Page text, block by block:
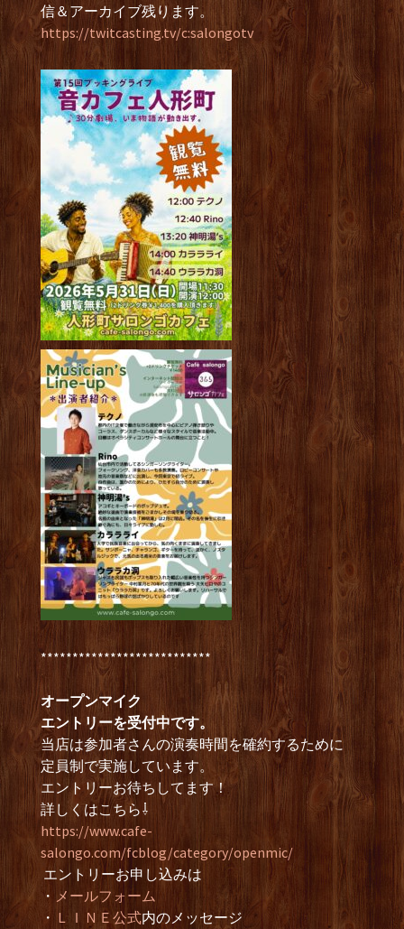
信＆アーカイブ残ります。
https://twitcasting.tv/c:salongotv
***************************
オープンマイク
エントリーを受付中です。
当店は参加者さんの演奏時間を確約するために
定員制で実施しています。
エントリーお待ちしてます！
詳しくはこちら⇩
https://www.cafe-
salongo.com/fcblog/category/openmic/
エントリーお申し込みは
・ メールフォーム
・ ＬＩＮＥ公式内のメッセージ